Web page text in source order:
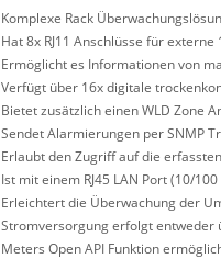
Komplexe Rack
Hat 8x RJ11 Anschlüsse für
Ermöglicht es Informationen von
Verfügt über 16x digitale
Bietet zusätzlich einen WLD Zone
Sendet Alarmierungen per SNMP
Erlaubt den Zugriff auf die
Ist mit einem RJ45 LAN Port (10/
Erleichtert die Überwachung der
Stromversorgung erfolgt entweder
Meters Open API Funktion